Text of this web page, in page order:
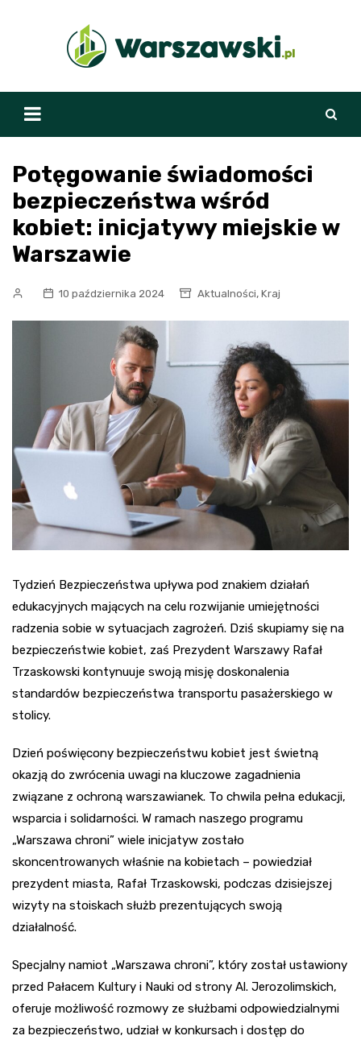
Potęgowanie świadomości
bezpieczeństwa wśród
kobiet: inicjatywy miejskie w
Warszawie
10 października 2024 Aktualności, Kraj
Tydzień Bezpieczeństwa upływa pod znakiem działań
edukacyjnych mających na celu rozwijanie umiejętności
radzenia sobie w sytuacjach zagrożeń. Dziś skupiamy się na
bezpieczeństwie kobiet, zaś Prezydent Warszawy Rafał
Trzaskowski kontynuuje swoją misję doskonalenia
standardów bezpieczeństwa transportu pasażerskiego w
stolicy.
Dzień poświęcony bezpieczeństwu kobiet jest świetną
okazją do zwrócenia uwagi na kluczowe zagadnienia
związane z ochroną warszawianek. To chwila pełna edukacji,
wsparcia i solidarności. W ramach naszego programu
„Warszawa chroni” wiele inicjatyw zostało
skoncentrowanych właśnie na kobietach – powiedział
prezydent miasta, Rafał Trzaskowski, podczas dzisiejszej
wizyty na stoiskach służb prezentujących swoją
działalność.
Specjalny namiot „Warszawa chroni”, który został ustawiony
przed Pałacem Kultury i Nauki od strony Al. Jerozolimskich,
oferuje możliwość rozmowy ze służbami odpowiedzialnymi
za bezpieczeństwo, udział w konkursach i dostęp do